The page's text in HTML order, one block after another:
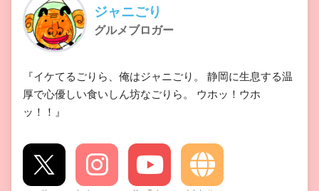
ジャニごり
グルメブロガー
『イケてるごりら、俺はジャニごり。 静岡に生息する温
厚で心優しい食いしん坊なごりら。 ウホッ！ウホ
ッ！！』